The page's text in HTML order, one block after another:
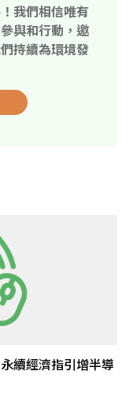
我們相信唯有
與和行動，邀
持續為環境發
續經濟指引增半導